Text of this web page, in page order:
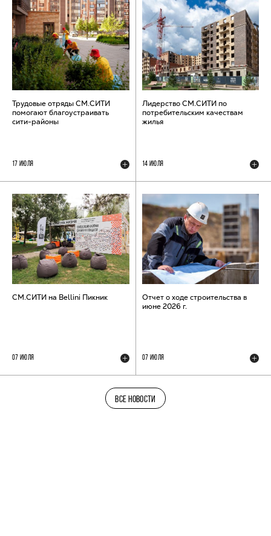
Трудовые отряды СМ.СИТИ
помогают благоустраивать
сити-районы
17 ИЮЛЯ
Лидерство СМ.СИТИ по
потребительским качествам
жилья
14 ИЮЛЯ
СМ.СИТИ на Bellini Пикник
07 ИЮЛЯ
Отчет о ходе строительства в
июне 2026 г.
07 ИЮЛЯ
ВСЕ НОВОСТИ